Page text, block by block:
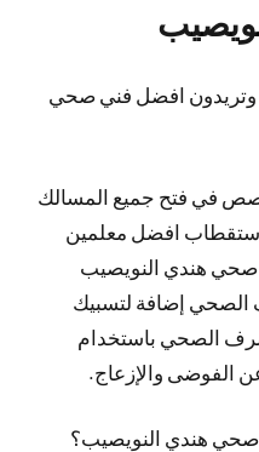
وتريدون افضل فني صحي
في فتح جميع المسالك
افضل معلمين
هندي النويصيب
الصحي إضافة لتسبيك
الصحي باستخدام
الفوضى والإزعاج.
صحي هندي النويصيب؟